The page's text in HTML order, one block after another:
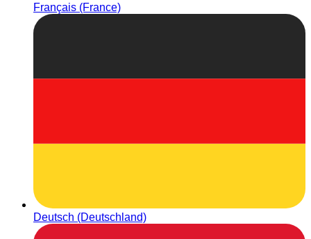
Français (France)
Deutsch (Deutschland)